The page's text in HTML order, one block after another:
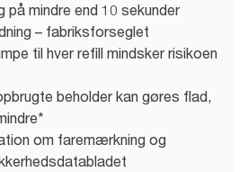
på mindre end 10 sekunder
– fabriksforseglet
til hver refill mindsker risikoen
beholder kan gøres flad,
om faremærkning og